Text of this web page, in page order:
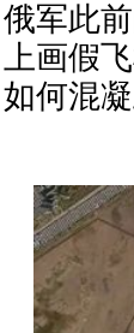
俄军此
上画假
如何混